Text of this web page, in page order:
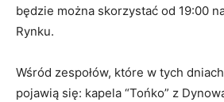
będzie można skorzystać od 19:00
Rynku.
Wśród zespołów, które w tych
pojawią się: kapela “Tońko” z